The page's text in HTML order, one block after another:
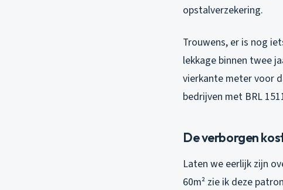
opstalverzekering.
Trouwens, er is nog
lekkage binnen twee
vierkante meter voor
bedrijven met BRL
De verborgen
Laten we eerlijk zijn
60m² zie ik deze